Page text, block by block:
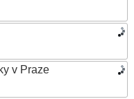
v Praze